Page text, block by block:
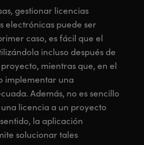
gestionar licencias
electrónicas puede ser
caso, es fácil que el
incluso después de
mientras que, en el
implementar una
Además, no es sencillo
licencia a un proyecto
la aplicación
solucionar tales